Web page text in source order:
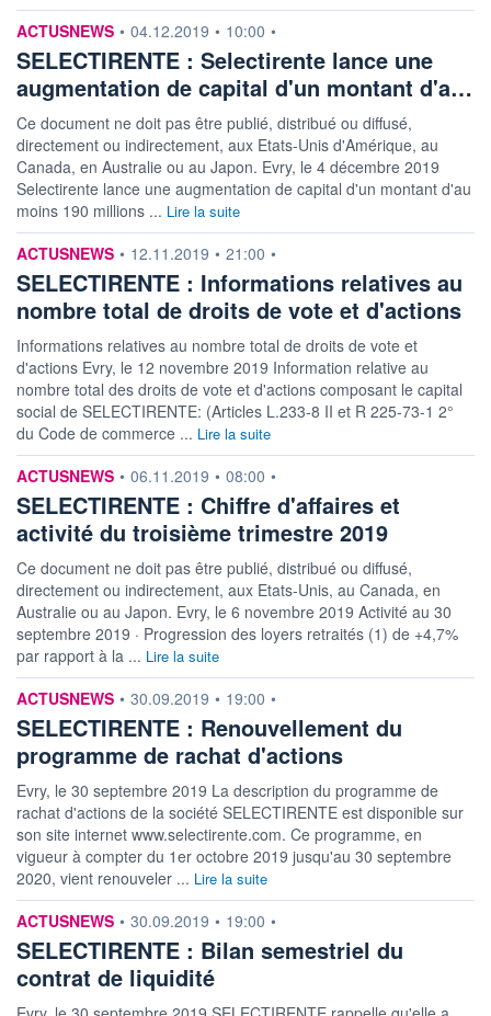
information fournie par
ACTUSNEWS • 04.12.2019 • 10:00 •
SELECTIRENTE : Selectirente lance une
augmentation de capital d'un montant d'a…
Ce document ne doit pas être publié, distribué ou diffusé,
directement ou indirectement, aux Etats-Unis d'Amérique, au
Canada, en Australie ou au Japon. Evry, le 4 décembre 2019
Selectirente lance une augmentation de capital d'un montant d'au
moins 190 millions ... Lire la suite
information fournie par
ACTUSNEWS • 12.11.2019 • 21:00 •
SELECTIRENTE : Informations relatives au
nombre total de droits de vote et d'actions
Informations relatives au nombre total de droits de vote et
d'actions Evry, le 12 novembre 2019 Information relative au
nombre total des droits de vote et d'actions composant le capital
social de SELECTIRENTE: (Articles L.233-8 II et R 225-73-1 2°
du Code de commerce ... Lire la suite
information fournie par
ACTUSNEWS • 06.11.2019 • 08:00 •
SELECTIRENTE : Chiffre d'affaires et
activité du troisième trimestre 2019
Ce document ne doit pas être publié, distribué ou diffusé,
directement ou indirectement, aux Etats-Unis, au Canada, en
Australie ou au Japon. Evry, le 6 novembre 2019 Activité au 30
septembre 2019 · Progression des loyers retraités (1) de +4,7%
par rapport à la ... Lire la suite
information fournie par
ACTUSNEWS • 30.09.2019 • 19:00 •
SELECTIRENTE : Renouvellement du
programme de rachat d'actions
Evry, le 30 septembre 2019 La description du programme de
rachat d'actions de la société SELECTIRENTE est disponible sur
son site internet www.selectirente.com. Ce programme, en
vigueur à compter du 1er octobre 2019 jusqu'au 30 septembre
2020, vient renouveler ... Lire la suite
information fournie par
ACTUSNEWS • 30.09.2019 • 19:00 •
SELECTIRENTE : Bilan semestriel du
contrat de liquidité